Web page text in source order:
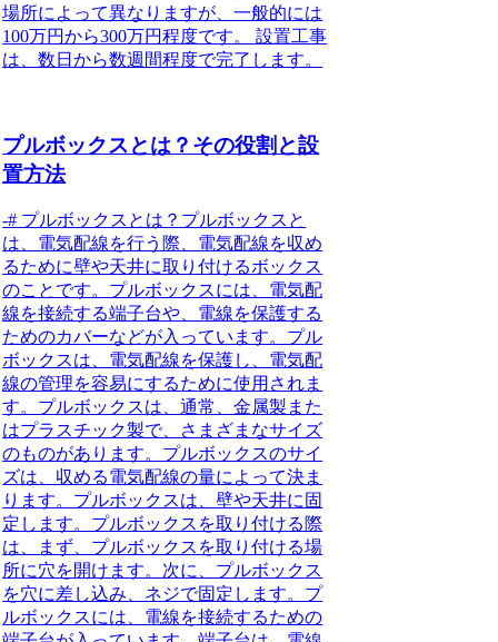
場所によって異なりますが、一般的には
100万円から300万円程度です。 設置工事
は、数日から数週間程度で完了します。
プルボックスとは？その役割と設
置方法
-# プルボックスとは？プルボックスと
は、電気配線を行う際、電気配線を収め
るために壁や天井に取り付けるボックス
のことです。プルボックスには、電気配
線を接続する端子台や、電線を保護する
ためのカバーなどが入っています。プル
ボックスは、電気配線を保護し、電気配
線の管理を容易にするために使用されま
す。プルボックスは、通常、金属製また
はプラスチック製で、さまざまなサイズ
のものがあります。プルボックスのサイ
ズは、収める電気配線の量によって決ま
ります。プルボックスは、壁や天井に固
定します。プルボックスを取り付ける際
は、まず、プルボックスを取り付ける場
所に穴を開けます。次に、プルボックス
を穴に差し込み、ネジで固定します。プ
ルボックスには、電線を接続するための